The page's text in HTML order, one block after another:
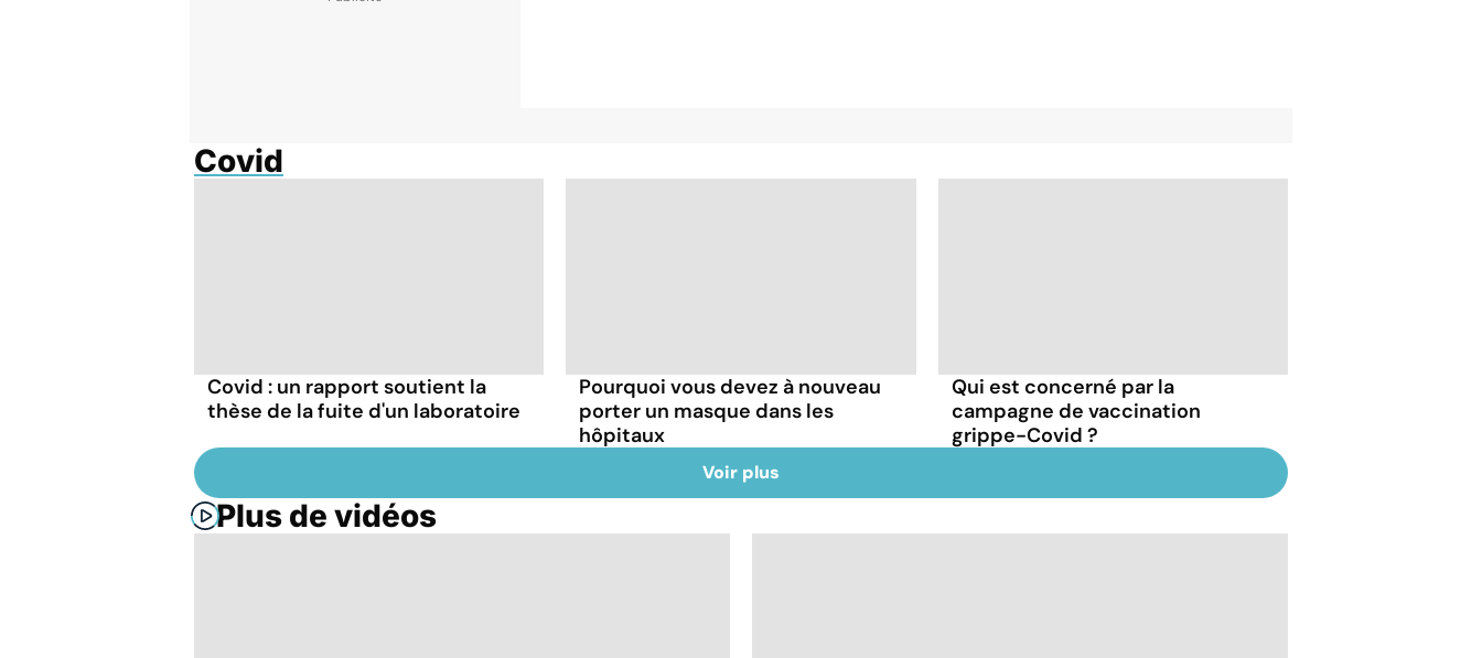
Covid
Covid : un rapport soutient la
thèse de la fuite d'un laboratoire
Pourquoi vous devez à nouveau
porter un masque dans les
hôpitaux
Qui est concerné par la
campagne de vaccination
grippe-Covid ?
Voir plus
Plus de vidéos